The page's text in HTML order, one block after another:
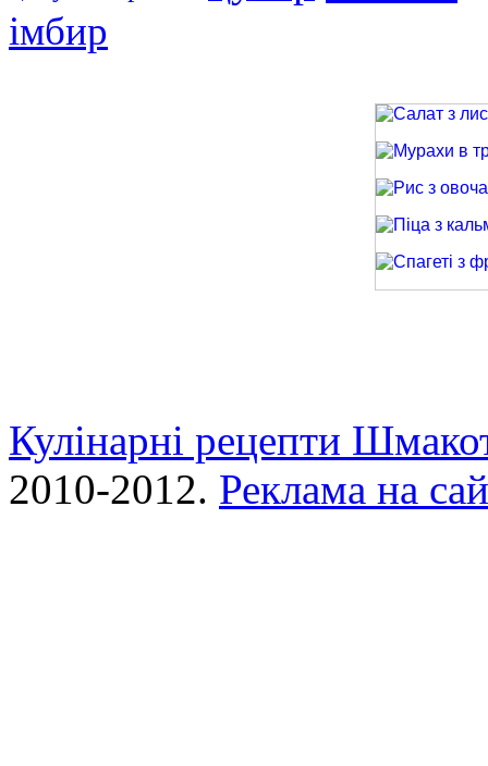
імбир
Кулінарні рецепти
2010-2012. Реклама на